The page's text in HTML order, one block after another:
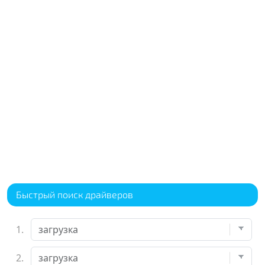
Быстрый поиск драйверов
1.
2.